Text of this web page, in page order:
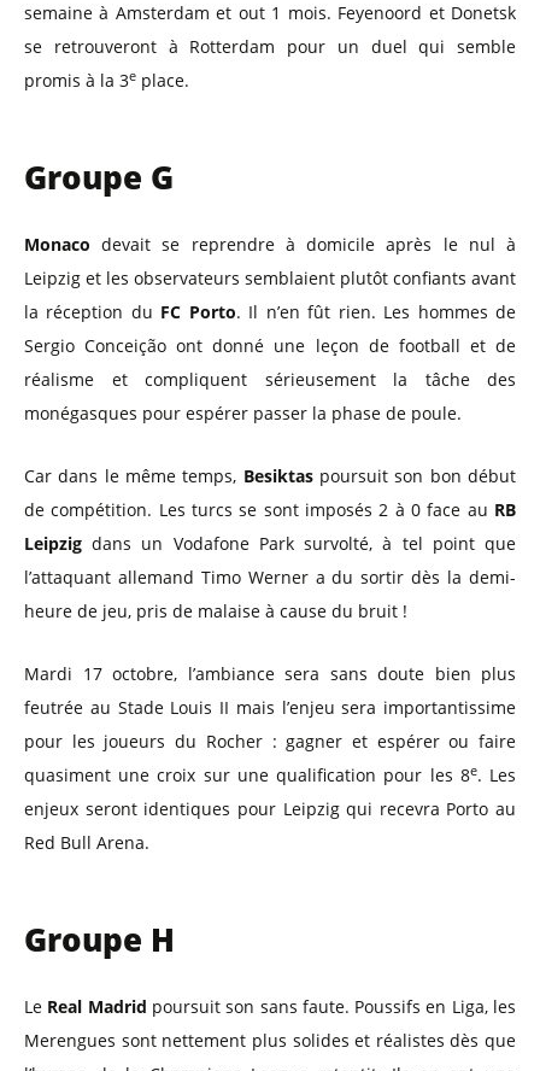
semaine à Amsterdam et out 1 mois. Feyenoord et Donetsk
se retrouveront à Rotterdam pour un duel qui semble
promis à la 3e place.
Groupe G
Monaco devait se reprendre à domicile après le nul à
Leipzig et les observateurs semblaient plutôt confiants avant
la réception du FC Porto. Il n’en fût rien. Les hommes de
Sergio Conceição ont donné une leçon de football et de
réalisme et compliquent sérieusement la tâche des
monégasques pour espérer passer la phase de poule.
Car dans le même temps, Besiktaspoursuit son bon début
de compétition. Les turcs se sont imposés 2 à 0 face au RB
Leipzig dans un Vodafone Park survolté, à tel point que
l’attaquant allemand Timo Werner a du sortir dès la demi-
heure de jeu, pris de malaise à cause du bruit !
Mardi 17 octobre, l’ambiance sera sans doute bien plus
feutrée au Stade Louis II mais l’enjeu sera importantissime
pour les joueurs du Rocher : gagner et espérer ou faire
quasiment une croix sur une qualification pour les 8e. Les
enjeux seront identiques pour Leipzig qui recevra Porto au
Red Bull Arena.
Groupe H
Le Real Madrid poursuit son sans faute. Poussifs en Liga, les
Merengues sont nettement plus solides et réalistes dès que